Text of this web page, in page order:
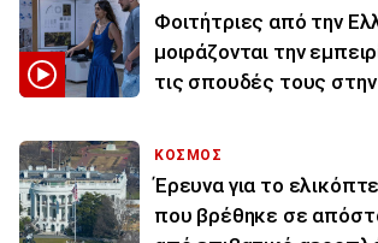
Φοιτήτριες από την
μοιράζονται την
τις σπουδές τους
ΚΟΣΜΟΣ
Έρευνα για το
που βρέθηκε σε